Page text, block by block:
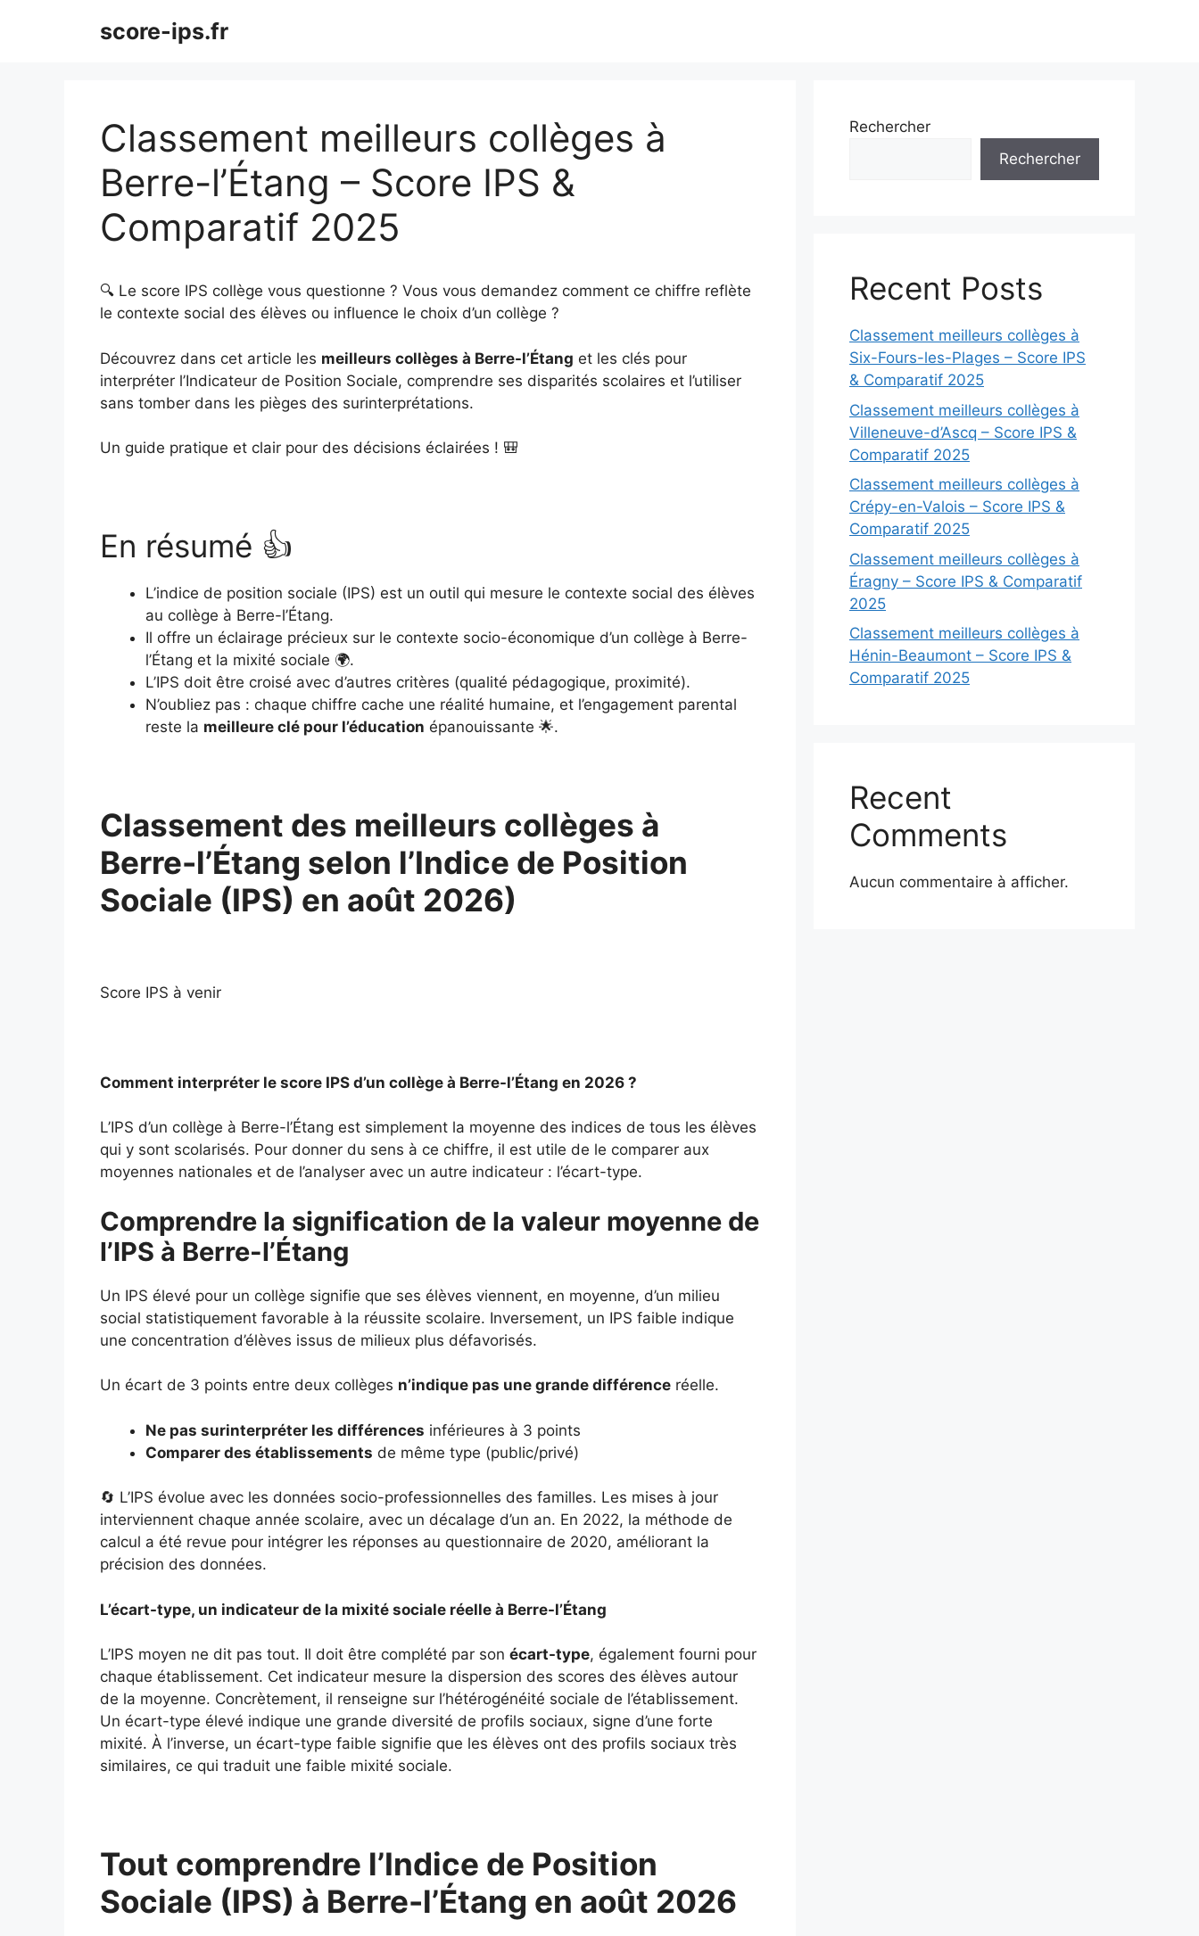
score-ips.fr
Classement meilleurs collèges à
Berre-l’Étang – Score IPS &
Comparatif 2025
🔍 Le score IPS collège vous questionne ? Vous vous demandez comment ce chiffre reflète
le contexte social des élèves ou influence le choix d’un collège ?
Découvrez dans cet article les meilleurs collèges à Berre-l’Étang et les clés pour
interpréter l’Indicateur de Position Sociale, comprendre ses disparités scolaires et l’utiliser
sans tomber dans les pièges des surinterprétations.
Un guide pratique et clair pour des décisions éclairées ! 🎒
En résumé 👍
L’indice de position sociale (IPS) est un outil qui mesure le contexte social des élèves
au collège à Berre-l’Étang.
Il offre un éclairage précieux sur le contexte socio-économique d’un collège à Berre-
l’Étang et la mixité sociale 🌍.
L’IPS doit être croisé avec d’autres critères (qualité pédagogique, proximité).
N’oubliez pas : chaque chiffre cache une réalité humaine, et l’engagement parental
reste la meilleure clé pour l’éducation épanouissante 🌟.
Classement des meilleurs collèges à
Berre-l’Étang selon l’Indice de Position
Sociale (IPS) en août 2026)
Score IPS à venir
Comment interpréter le score IPS d’un collège à Berre-l’Étang en 2026 ?
L’IPS d’un collège à Berre-l’Étang est simplement la moyenne des indices de tous les élèves
qui y sont scolarisés. Pour donner du sens à ce chiffre, il est utile de le comparer aux
moyennes nationales et de l’analyser avec un autre indicateur : l’écart-type.
Comprendre la signification de la valeur moyenne de
l’IPS à Berre-l’Étang
Un IPS élevé pour un collège signifie que ses élèves viennent, en moyenne, d’un milieu
social statistiquement favorable à la réussite scolaire. Inversement, un IPS faible indique
une concentration d’élèves issus de milieux plus défavorisés.
Un écart de 3 points entre deux collèges n’indique pas une grande différence réelle.
Ne pas surinterpréter les différences inférieures à 3 points
Comparer des établissements de même type (public/privé)
🔄 L’IPS évolue avec les données socio-professionnelles des familles. Les mises à jour
interviennent chaque année scolaire, avec un décalage d’un an. En 2022, la méthode de
calcul a été revue pour intégrer les réponses au questionnaire de 2020, améliorant la
précision des données.
L’écart-type, un indicateur de la mixité sociale réelle à Berre-l’Étang
L’IPS moyen ne dit pas tout. Il doit être complété par son écart-type, également fourni pour
chaque établissement. Cet indicateur mesure la dispersion des scores des élèves autour
de la moyenne. Concrètement, il renseigne sur l’hétérogénéité sociale de l’établissement.
Un écart-type élevé indique une grande diversité de profils sociaux, signe d’une forte
mixité. À l’inverse, un écart-type faible signifie que les élèves ont des profils sociaux très
similaires, ce qui traduit une faible mixité sociale.
Tout comprendre l’Indice de Position
Sociale (IPS) à Berre-l’Étang en août 2026
Rechercher
Rechercher
Recent Posts
Classement meilleurs collèges à
Six-Fours-les-Plages – Score IPS
& Comparatif 2025
Classement meilleurs collèges à
Villeneuve-d’Ascq – Score IPS &
Comparatif 2025
Classement meilleurs collèges à
Crépy-en-Valois – Score IPS &
Comparatif 2025
Classement meilleurs collèges à
Éragny – Score IPS & Comparatif
2025
Classement meilleurs collèges à
Hénin-Beaumont – Score IPS &
Comparatif 2025
Recent
Comments
Aucun commentaire à afficher.